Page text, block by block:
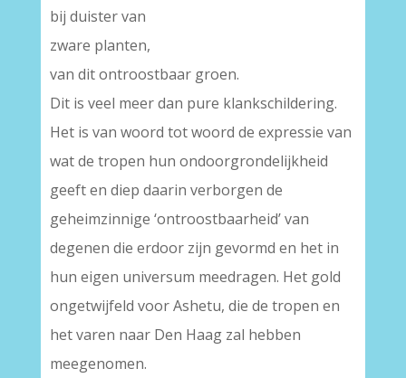
bij duister van
zware planten,
van dit ontroostbaar groen.
Dit is veel meer dan pure klankschildering.
Het is van woord tot woord de expressie van
wat de tropen hun ondoorgrondelijkheid
geeft en diep daarin verborgen de
geheimzinnige ‘ontroostbaarheid’ van
degenen die erdoor zijn gevormd en het in
hun eigen universum meedragen. Het gold
ongetwijfeld voor Ashetu, die de tropen en
het varen naar Den Haag zal hebben
meegenomen.